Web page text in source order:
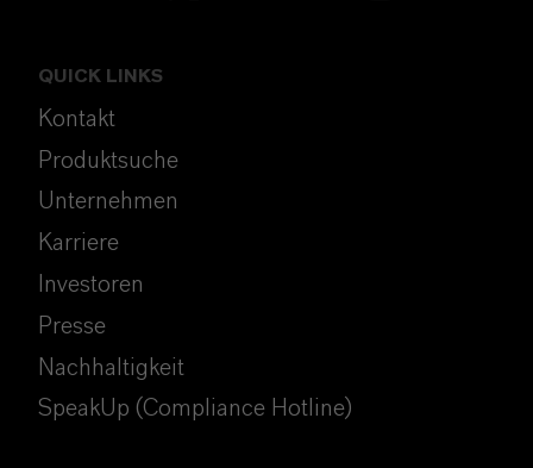
QUICK LINKS
Kontakt
Produktsuche
Unternehmen
Karriere
Investoren
Presse
Nachhaltigkeit
SpeakUp (Compliance Hotline)